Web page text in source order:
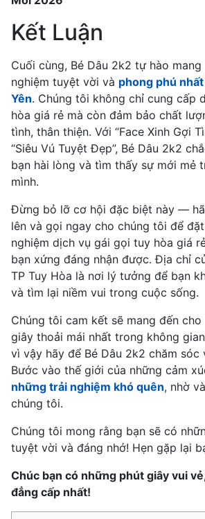
Kết Luận
Cuối cùng, Bé Dâu 2k2 tự hào
nghiệm tuyệt vời và phong phú
Yên. Chúng tôi không chỉ cung cấp
hòa giá rẻ mà còn đảm bảo chất
tình, thân thiện. Với “Face Xinh Gợi
“Siêu Vú Tuyệt Đẹp”, Bé Dâu 2k2
bạn hài lòng và tìm thấy sự mới mẻ
mình.
Đừng bỏ lỡ cơ hội đặc biệt này —
lên và gọi ngay cho chúng tôi để
nghiệm dịch vụ gái gọi tuy hòa giá
bạn xứng đáng nhận được. Địa chỉ
TP Tuy Hòa là nơi lý tưởng để bạn
và tìm lại niềm vui trong cuộc sống.
Chúng tôi cam kết sẽ mang đến
giây thoải mái nhất trong không
vì vậy hãy để Bé Dâu 2k2 chăm sóc
Bước vào thế giới của những cảm
những trải nghiệm khó quên, nhờ
chúng tôi.
Chúng tôi mong rằng bạn sẽ có
tuyệt vời và đáng nhớ! Hẹn gặp lại
Chúc bạn có những phút giây vui
đẳng cấp nhất!